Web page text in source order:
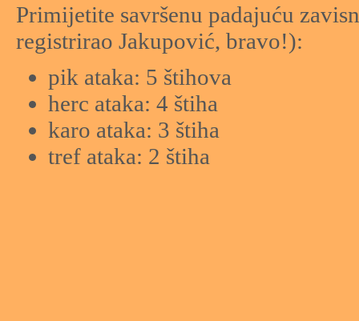
Primijetite savršenu padajuću
registrirao Jakupović, bravo!):
pik ataka: 5 štihova
herc ataka: 4 štiha
karo ataka: 3 štiha
tref ataka: 2 štiha